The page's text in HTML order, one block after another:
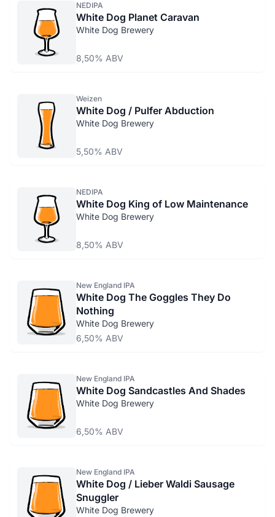
NEDIPA
White Dog Planet Caravan
White Dog Brewery
8,50% ABV
Weizen
White Dog / Pulfer Abduction
White Dog Brewery
5,50% ABV
NEDIPA
White Dog King of Low Maintenance
White Dog Brewery
8,50% ABV
New England IPA
White Dog The Goggles They Do
Nothing
White Dog Brewery
6,50% ABV
New England IPA
White Dog Sandcastles And Shades
White Dog Brewery
6,50% ABV
New England IPA
White Dog / Lieber Waldi Sausage
Snuggler
White Dog Brewery